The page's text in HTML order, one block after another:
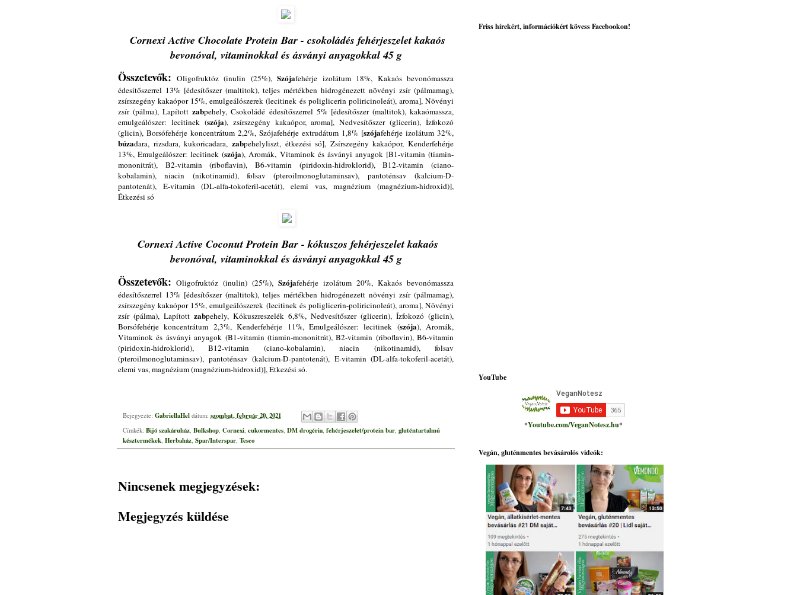
Cornexi Active Chocolate Protein Bar - csokoládés fehérjeszelet kakaós
bevonóval, vitaminokkal és ásványi anyagokkal45 g
Összetevők: Oligofruktóz (inulin (25%), Szójafehérje izolátum 18%, Kakaós bevonómassza
édesítőszerrel 13% [édesítőszer (maltitok), teljes mértékben hidrogénezett növényi zsír (pálmamag),
zsírszegény kakaópor 15%, emulgeálószerek (lecitinek és poliglicerin poliricinoleát), aroma], Növényi
zsír (pálma), Lapítottzabpehely, Csokoládé édesítőszerrel 5% [édesítőszer (maltitok), kakaómassza,
emulgeálószer: lecitinek (szója), zsírszegény kakaópor, aroma], Nedvesítőszer (glicerin), Ízfokozó
(glicin), Borsófehérje koncentrátum 2,2%, Szójafehérje extrudátum 1,8% [szójafehérje izolátum 32%,
búzadara, rizsdara, kukoricadara, zabpehelyliszt, étkezési só], Zsírszegény kakaópor, Kenderfehérje
13%, Emulgeálószer: lecitinek (szója), Aromák, Vitaminok és ásványi anyagok [B1-vitamin (tiamin-
mononitrát), B2-vitamin (riboflavin), B6-vitamin (piridoxin-hidroklorid), B12-vitamin (ciano-
kobalamin), niacin (nikotinamid), folsav (pteroilmonoglutaminsav), pantoténsav (kalcium-D-
pantotenát), E-vitamin (DL-alfa-tokoferil-acetát), elemi vas, magnézium (magnézium-hidroxid)],
Étkezési só
Cornexi Active Coconut Protein Bar -kókuszos fehérjeszelet kakaós
bevonóval, vitaminokkal és ásványi anyagokkal45 g
Összetevők: Oligofruktóz (inulin) (25%), Szójafehérje izolátum 20%, Kakaós bevonómassza
édesítőszerrel 13% [édesítőszer (maltitok), teljes mértékben hidrogénezett növényi zsír (pálmamag),
zsírszegény kakaópor 15%, emulgeálószerek (lecitinek és poliglicerin-poliricinoleát), aroma], Növényi
zsír (pálma), Lapított zabpehely, Kókuszreszelék 6,8%, Nedvesítőszer (glicerin), Ízfokozó (glicin),
Borsófehérje koncentrátum 2,3%, Kenderfehérje 11%, Emulgeálószer: lecitinek (szója), Aromák,
Vitaminok és ásványi anyagok (B1-vitamin (tiamin-mononitrát), B2-vitamin (riboflavin), B6-vitamin
(piridoxin-hidroklorid), B12-vitamin (ciano-kobalamin), niacin (nikotinamid), folsav
(pteroilmonoglutaminsav), pantoténsav (kalcium-D-pantotenát), E-vitamin (DL-alfa-tokoferil-acetát),
elemi vas, magnézium (magnézium-hidroxid)], Étkezési só.
Bejegyezte: GabriellaHel dátum: szombat, február 20, 2021
Címkék: Bijó szakáruház, Bulkshop, Cornexi, cukormentes, DM drogéria, fehérjeszelet/protein bar, gluténtartalmú
késztermékek, Herbaház, Spar/Interspar, Tesco
Nincsenek megjegyzések:
Megjegyzés küldése
Friss hírekért, információkért kövess Facebookon!
YouTube
*Youtube.com/VeganNotesz.hu*
Vegán, gluténmentes bevásárolós videók: